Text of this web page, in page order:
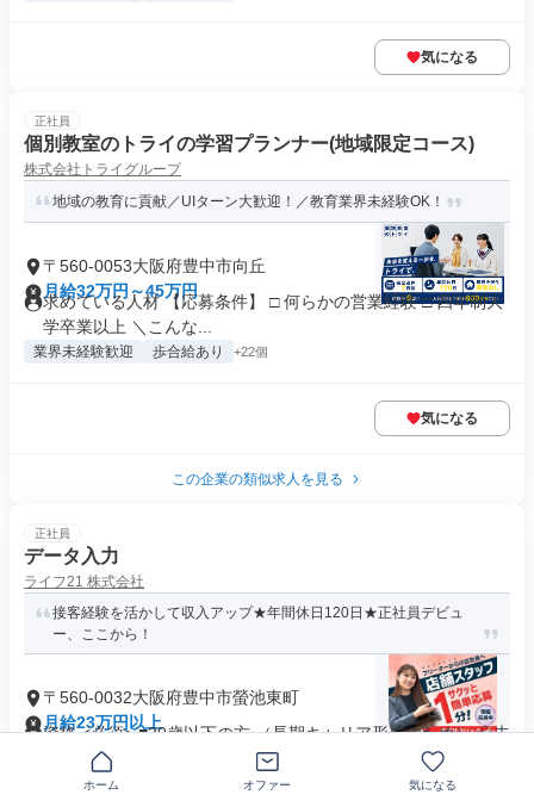
気になる
正社員
個別教室のトライの学習プランナー(地域限定コース)
株式会社トライグループ
地域の教育に貢献／UIターン大歓迎！／教育業界未経験OK！
〒560-0053大阪府豊中市向丘
月給32万円～45万円
求めている人材 【応募条件】 □ 何らかの営業経験 □ 四年制大
学卒業以上 ＼こんな...
業界未経験歓迎 歩合給あり +22個
気になる
この企業の類似求人を見る
正社員
データ入力
ライフ21 株式会社
接客経験を活かして収入アップ★年間休日120日★正社員デビュ
ー、ここから！
〒560-0032大阪府豊中市螢池東町
月給23万円以上
資格 <必須> ■39歳以下の方 （長期キャリア形成のため） ◇未
経験・初心者OK！...
業界未経験歓迎
ホーム オファー 気になる